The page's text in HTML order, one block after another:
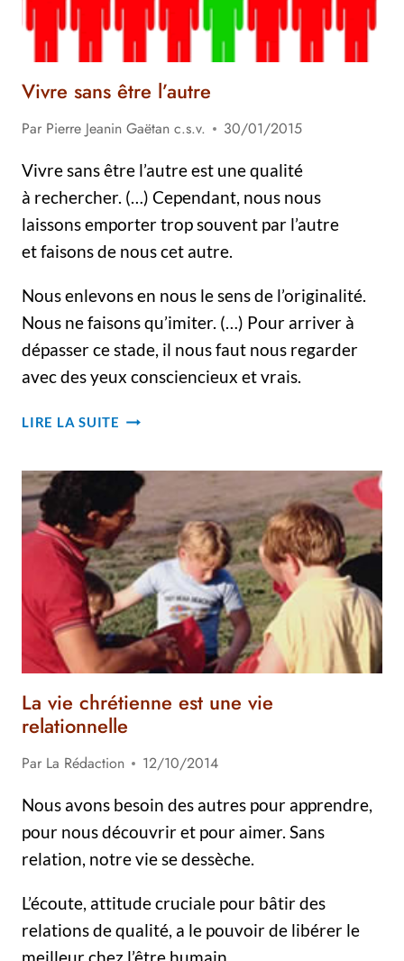
Vivre sans être l’autre
Par Pierre Jeanin Gaëtan c.s.v.
30/01/2015
Vivre sans être l’autre est une qualité
à rechercher. (…) Cependant, nous nous
laissons emporter trop souvent par l’autre
et faisons de nous cet autre.
Nous enlevons en nous le sens de l’originalité.
Nous ne faisons qu’imiter. (…) Pour arriver à
dépasser ce stade, il nous faut nous regarder
avec des yeux consciencieux et vrais.
LIRE LA SUITE VIVRE
L’AUTRE
La vie chrétienne est une vie
relationnelle
Par La Rédaction
12/10/2014
Nous avons besoin des autres pour apprendre,
pour nous découvrir et pour aimer. Sans
relation, notre vie se dessèche.
L’écoute, attitude cruciale pour bâtir des
relations de qualité, a le pouvoir de libérer le